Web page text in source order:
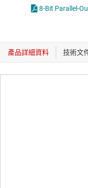
8-Bit Parallel-